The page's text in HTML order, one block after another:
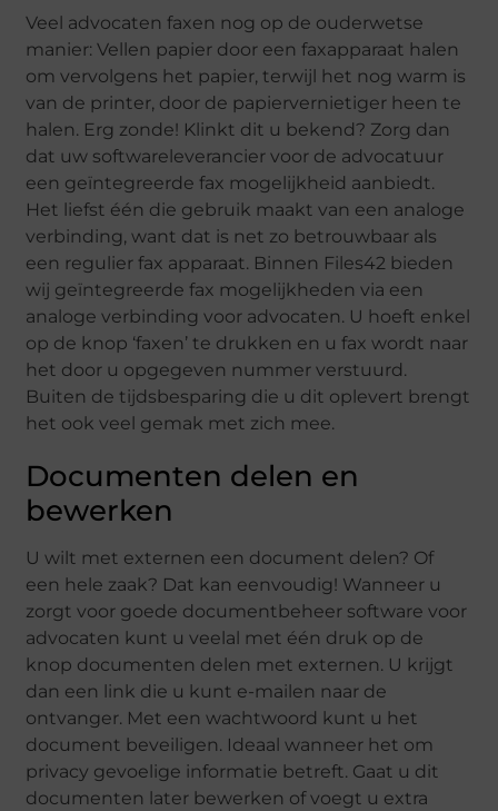
Veel advocaten faxen nog op de ouderwetse
manier: Vellen papier door een faxapparaat halen
om vervolgens het papier, terwijl het nog warm is
van de printer, door de papiervernietiger heen te
halen. Erg zonde! Klinkt dit u bekend? Zorg dan
dat uw softwareleverancier voor de advocatuur
een geïntegreerde fax mogelijkheid aanbiedt.
Het liefst één die gebruik maakt van een analoge
verbinding, want dat is net zo betrouwbaar als
een regulier fax apparaat. Binnen Files42 bieden
wij geïntegreerde fax mogelijkheden via een
analoge verbinding voor advocaten. U hoeft enkel
op de knop ‘faxen’ te drukken en u fax wordt naar
het door u opgegeven nummer verstuurd.
Buiten de tijdsbesparing die u dit oplevert brengt
het ook veel gemak met zich mee.
Documenten delen en
bewerken
U wilt met externen een document delen? Of
een hele zaak? Dat kan eenvoudig! Wanneer u
zorgt voor goede documentbeheer software voor
advocaten kunt u veelal met één druk op de
knop documenten delen met externen. U krijgt
dan een link die u kunt e-mailen naar de
ontvanger. Met een wachtwoord kunt u het
document beveiligen. Ideaal wanneer het om
privacy gevoelige informatie betreft. Gaat u dit
documenten later bewerken of voegt u extra